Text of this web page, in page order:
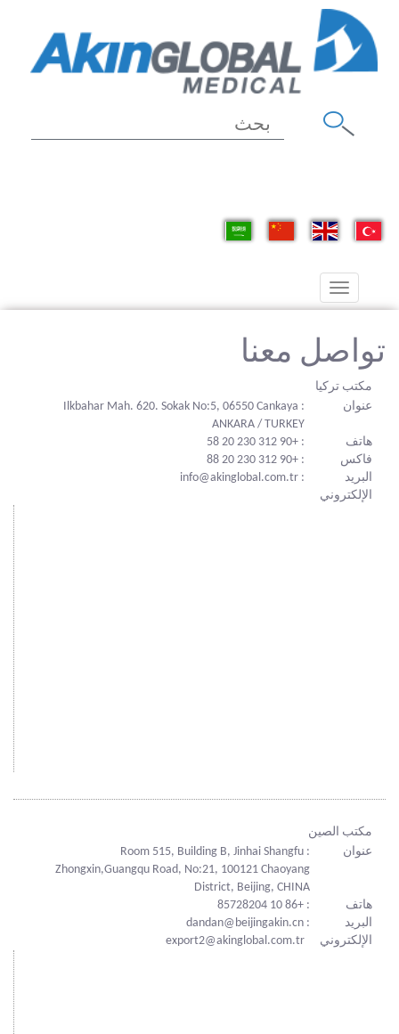
Toggle
navigation
تواصل معنا
مكتب تركيا
عنوان
: Ilkbahar Mah. 620. Sokak No:5, 06550 Cankaya
ANKARA / TURKEY
هاتف
: +90 312 230 20 58
فاكس
: +90 312 230 20 88
البريد
الإلكتروني
: info@akinglobal.com.tr
مكتب الصين
عنوان
: Room 515, Building B, Jinhai Shangfu
Zhongxin,Guangqu Road, No:21, 100121 Chaoyang
District, Beijing, CHINA
هاتف
: +86 10 85728204
البريد
الإلكتروني
: dandan@beijingakin.cn